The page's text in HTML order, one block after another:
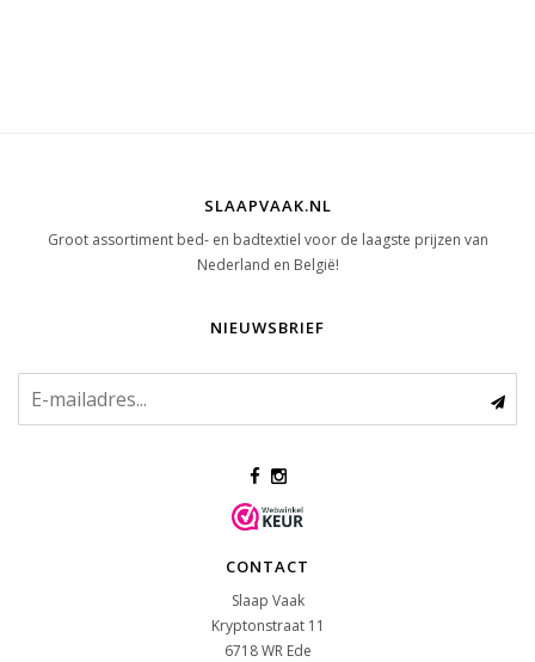
SLAAPVAAK.NL
Groot assortiment bed- en badtextiel voor de laagste prijzen van
Nederland en België!
NIEUWSBRIEF
CONTACT
Slaap Vaak
Kryptonstraat 11
6718 WR Ede